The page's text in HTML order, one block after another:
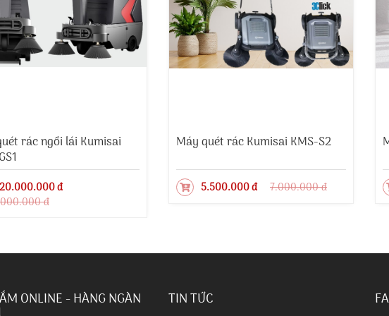
rác ngồi lái Kumisai
đ
đ
Máy quét rác Kumisai KMS-S2
5.500.000 đ 7.000.000 đ
ONLINE - HÀNG NGÀN TIN TỨC